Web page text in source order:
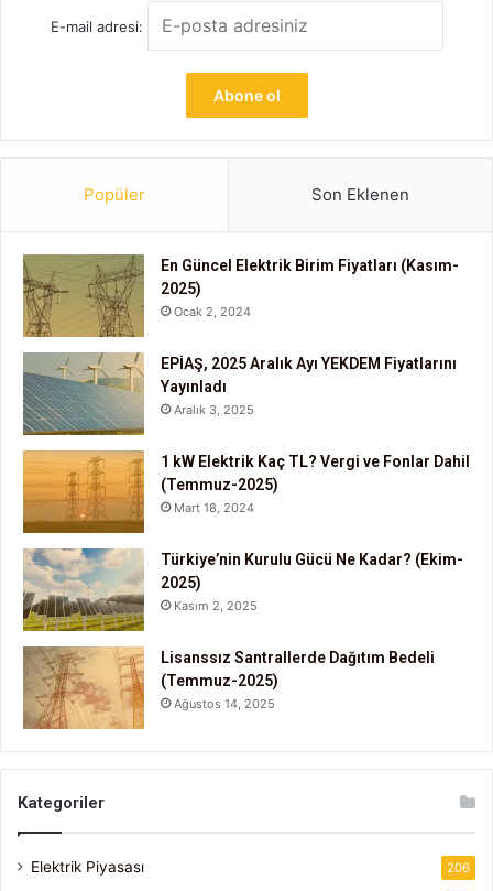
E-mail adresi:
Popüler Son Eklenen
En Güncel Elektrik Birim Fiyatları (Kasım-
2025)
Ocak 2, 2024
EPİAŞ, 2025 Aralık Ayı YEKDEM Fiyatlarını
Yayınladı
Aralık 3, 2025
1 kW Elektrik Kaç TL? Vergi ve Fonlar Dahil
(Temmuz-2025)
Mart 18, 2024
Türkiye’nin Kurulu Gücü Ne Kadar? (Ekim-
2025)
Kasım 2, 2025
Lisanssız Santrallerde Dağıtım Bedeli
(Temmuz-2025)
Ağustos 14, 2025
Kategoriler
Elektrik Piyasası 206